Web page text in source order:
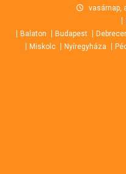
content
vasárnap,
Balaton Budapest
Miskolc
Nyíregyháza